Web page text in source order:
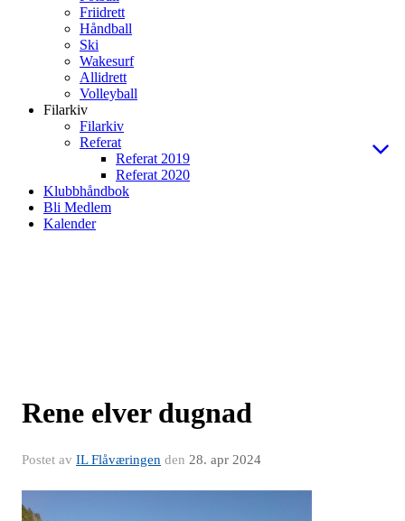
Friidrett
Håndball
Ski
Wakesurf
Allidrett
Volleyball
Filarkiv
Filarkiv
Referat
Referat 2019
Referat 2020
Klubbhåndbok
Bli Medlem
Kalender
Rene elver dugnad
Postet av IL Flåværingen den 28. apr 2024